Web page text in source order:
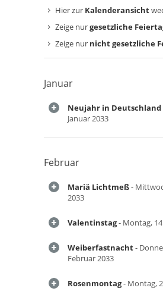
Hier zur Kalenderansicht
Zeige nurgesetzliche
Zeige nur nicht gesetzliche
Januar
Neujahr in Deutschland
Januar 2033
Februar
Mariä Lichtmeß-
2033
Valentinstag- Montag,
Weiberfastnacht-
Februar 2033
Rosenmontag- Montag,